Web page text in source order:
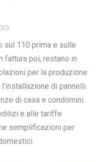
sul 110 prima e sulle
fattura poi, restano in
per la produzione
di pannelli
di casa e condomini.
e alle tariffe
semplificazioni per